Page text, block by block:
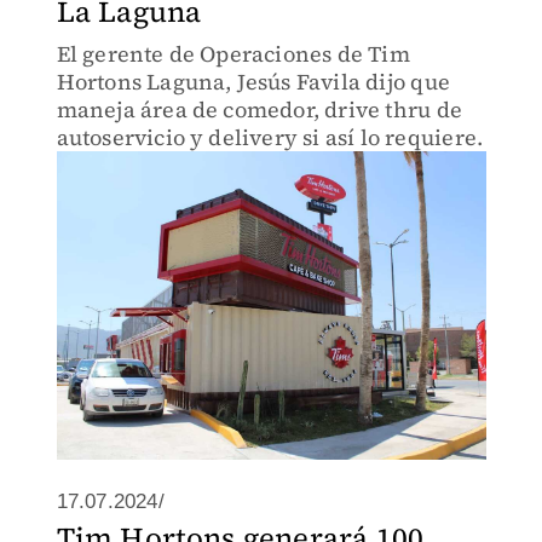
La Laguna
El gerente de Operaciones de Tim
Hortons Laguna, Jesús Favila dijo que
maneja área de comedor, drive thru de
autoservicio y delivery si así lo requiere.
17.07.2024/